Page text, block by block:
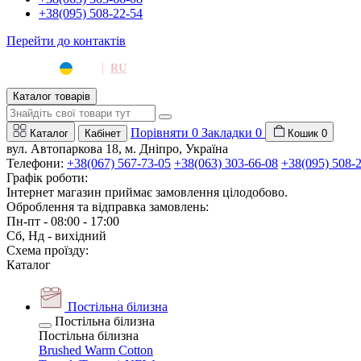
+38(095) 508-22-54
Перейти до контактів
| RU
Каталог товарів
Каталог Кабінет Порівняти 0 Закладки 0 Кошик 0
вул. Автопаркова 18, м. Дніпро, Україна
Телефони: +38(067) 567-73-05 +38(063) 303-66-08 +38(095) 508-
Графік роботи:
Інтернет магазин приймає замовлення цілодобово.
Оброблення та відправка замовлень:
Пн-пт - 08:00 - 17:00
Сб, Нд - вихідний
Схема проїзду:
Каталог
Постільна білизна
Постільна білизна
Постільна білизна
Brushed Warm Cotton